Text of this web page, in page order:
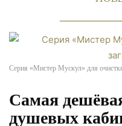
Серия «Мистер Мускул» для
Самая
душевых